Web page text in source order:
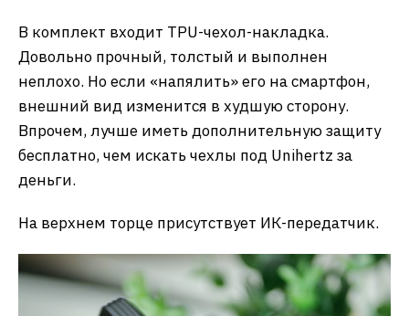
В комплект входит TPU-чехол-накладка.
Довольно прочный, толстый и выполнен
неплохо. Но если «напялить» его на смартфон,
внешний вид изменится в худшую сторону.
Впрочем, лучше иметь дополнительную защиту
бесплатно, чем искать чехлы под Unihertz за
деньги.
На верхнем торце присутствует ИК-передатчик.